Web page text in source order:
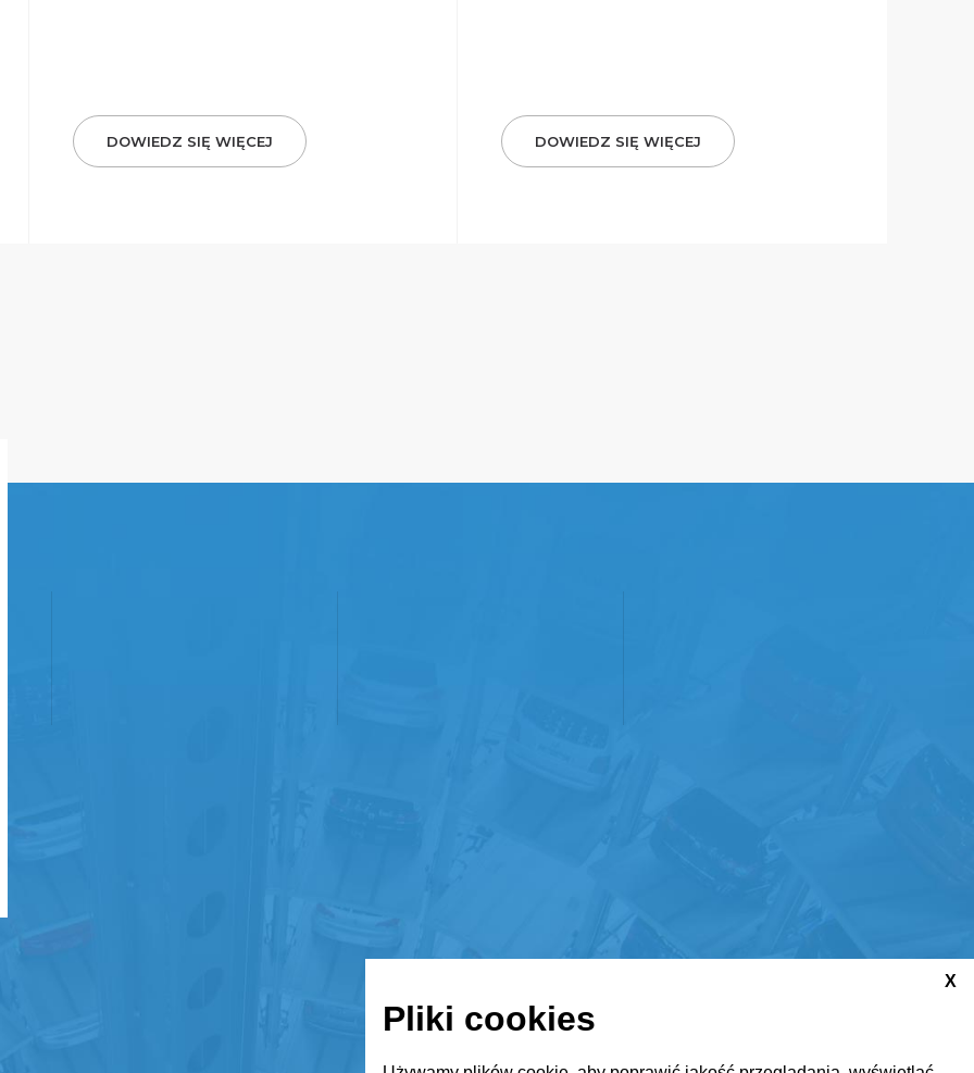
DOWIEDZ SIĘ WIĘCEJ DOWIEDZ SIĘ WIĘCEJ
X
Pliki cookies